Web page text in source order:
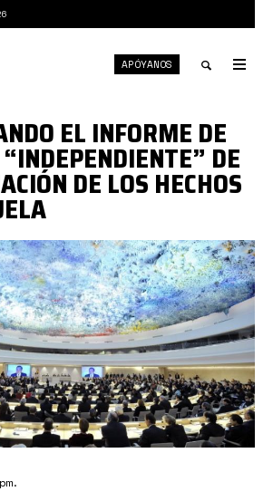
search
APÓYANOS
EL INFORME DE
DE
DE LOS HECHOS
.